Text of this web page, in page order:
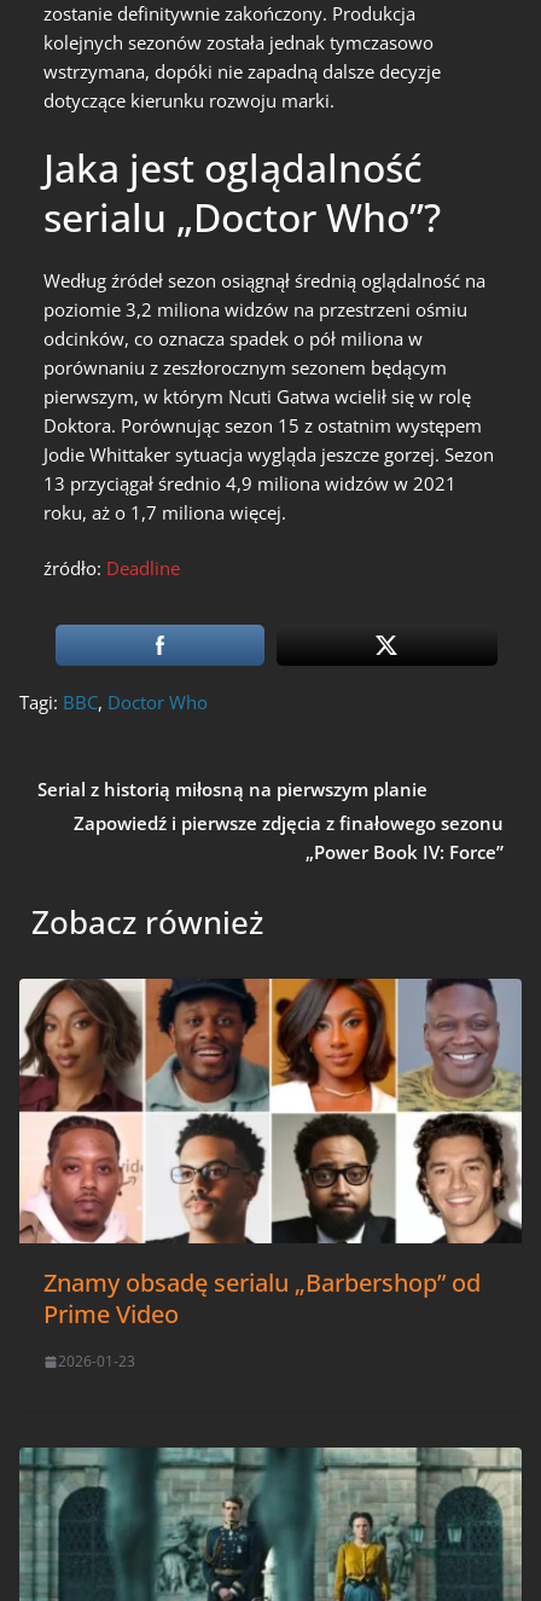
zostanie definitywnie zakończony. Produkcja
kolejnych sezonów została jednak tymczasowo
wstrzymana, dopóki nie zapadną dalsze decyzje
dotyczące kierunku rozwoju marki.
Jaka jest oglądalność
serialu „Doctor Who”?
Według źródeł sezon osiągnął średnią oglądalność na
poziomie 3,2 miliona widzów na przestrzeni ośmiu
odcinków, co oznacza spadek o pół miliona w
porównaniu z zeszłorocznym sezonem będącym
pierwszym, w którym Ncuti Gatwa wcielił się w rolę
Doktora. Porównując sezon 15 z ostatnim występem
Jodie Whittaker sytuacja wygląda jeszcze gorzej. Sezon
13 przyciągał średnio 4,9 miliona widzów w 2021
roku, aż o 1,7 miliona więcej.
źródło: Deadline
Tagi: BBC, Doctor Who
Serial z historią miłosną na pierwszym planie
Zapowiedź i pierwsze zdjęcia z finałowego sezonu
„Power Book IV: Force”
Zobacz również
Znamy obsadę serialu „Barbershop” od
Prime Video
2026-01-23